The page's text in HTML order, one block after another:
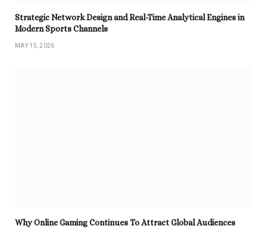
Strategic Network Design and Real-Time Analytical Engines in
Modern Sports Channels
MAY 15, 2026
Why Online Gaming Continues To Attract Global Audiences